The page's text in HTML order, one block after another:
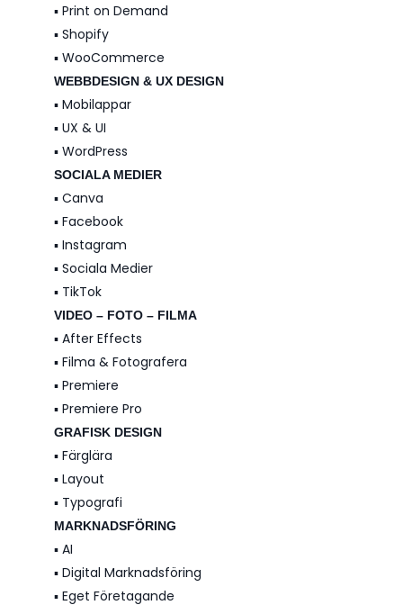
▪️ Print on Demand
▪️ Shopify
▪️ WooCommerce
WEBBDESIGN & UX DESIGN
▪️ Mobilappar
▪️ UX & UI
▪️ WordPress
SOCIALA MEDIER
▪️ Canva
▪️ Facebook
▪️ Instagram
▪️ Sociala Medier
▪️ TikTok
VIDEO – FOTO – FILMA
▪️ After Effects
▪️ Filma & Fotografera
▪️ Premiere
▪️ Premiere Pro
GRAFISK DESIGN
▪️ Färglära
▪️ Layout
▪️ Typografi
MARKNADSFÖRING
▪️ AI
▪️ Digital Marknadsföring
▪️ Eget Företagande